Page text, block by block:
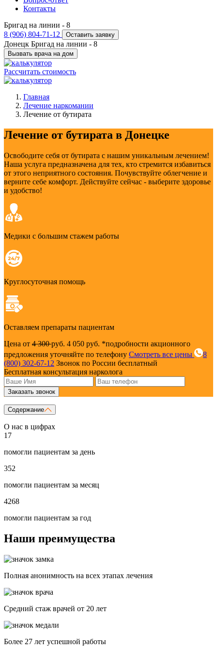
Контакты
Бригад на линии - 8
8 (906) 804-71-12
Оставить заявку
Донецк Бригад на линии - 8
Вызвать врача на дом
Рассчитать стоимость
Главная
Лечение наркомании
Лечение от бутирата
Лечение от бутирата в Донецке
Освободите себя от бутирата с нашим уникальным лечением!
Наша услуга предназначена для тех, кто стремится избавиться
от этого неприятного состояния. Почувствуйте облегчение и
верните себе комфорт. Действуйте сейчас - выберите здоровье
и удобство!
Медики с большим стажем работы
Круглосуточная помощь
Оставляем препараты пациентам
Цена от 4 300руб. 4 050 руб. *подробности акционного
предложения уточняйте по телефону Смотреть все цены
8
(800) 302-67-12 Звонок по России бесплатный
Бесплатная консультация нарколога
Заказать звонок
Содержание
О нас в цифрах
17
помогли пациентам за день
352
помогли пациентам за месяц
4268
помогли пациентам за год
Наши преимущества
Полная анонимность на всех этапах лечения
Средний стаж врачей от 20 лет
Более 27 лет успешной работы